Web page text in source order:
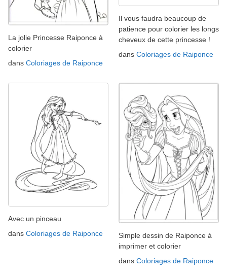
La jolie Princesse Raiponce à
colorier
dans Coloriages de Raiponce
Il vous faudra beaucoup de
patience pour colorier les longs
cheveux de cette princesse !
dans Coloriages de Raiponce
Avec un pinceau
dans Coloriages de Raiponce
Simple dessin de Raiponce à
imprimer et colorier
dans Coloriages de Raiponce